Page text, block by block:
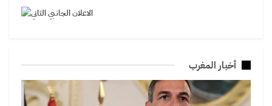
أخبار المغرب